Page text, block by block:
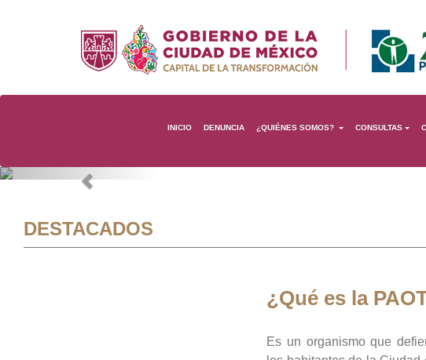
INICIO DENUNCIA ¿QUIÉNES SOMOS? CONSULTAS
Previous
DESTACADOS
¿Qué es la
Es un organismo que